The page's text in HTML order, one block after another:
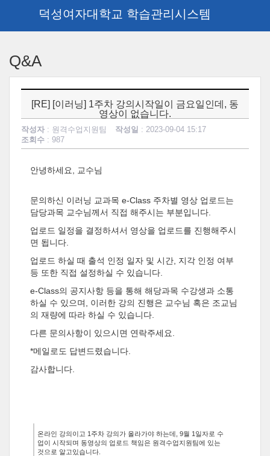
덕성여자대학교 학습관리시스템
Q&A
[RE] [이러닝] 1주차 강의시작일이 금요일인데, 동
영상이 없습니다.
작성자 : 원격수업지원팀 작성일 : 2023-09-04 15:17
조회수 : 987
안녕하세요, 교수님
문의하신 이러닝 교과목 e-Class 주차별 영상 업로드는
담당과목 교수님께서 직접 해주시는 부분입니다.
업로드 일정을 결정하셔서 영상을 업로드를 진행해주시
면 됩니다.
업로드 하실 때 출석 인정 일자 및 시간, 지각 인정 여부
등 또한 직접 설정하실 수 있습니다.
e-Class의 공지사항 등을 통해 해당과목 수강생과 소통
하실 수 있으며, 이러한 강의 진행은 교수님 혹은 조교님
의 재량에 따라 하실 수 있습니다.
다른 문의사항이 있으시면 연락주세요.
*메일로도 답변드렸습니다.
감사합니다.
온라인 강의이고 1주차 강의가 올라가야 하는데, 9월 1일자로 수
업이 시작되며 동영상의 업로드 책임은 원격수업지원팀에 있는
것으로 알고있습니다.